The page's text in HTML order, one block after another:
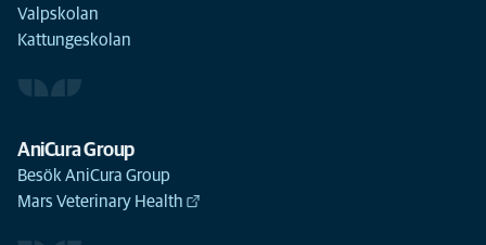
Valpskolan
Kattungeskolan
AniCura Group
Besök AniCura Group
Mars Veterinary Health